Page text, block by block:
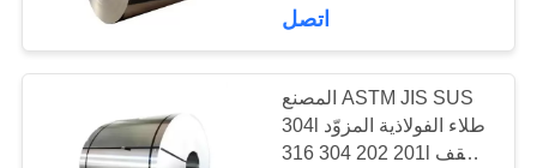
لفة قطاع الألمنيوم
اتصل
المصنع ASTM JIS SUS
304l طلاء الفولاذية المزوّد
201 202 304 316l سقف